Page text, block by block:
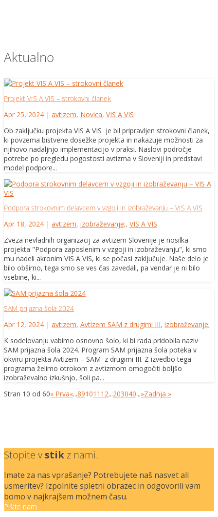
Aktualno
Projekt VIS A VIS – strokovni članek
Apr 25, 2024 | avtizem, Novica, VIS A VIS
Ob zaključku projekta VIS A VIS je bil pripravljen strokovni članek,
ki povzema bistvene dosežke projekta in nakazuje možnosti za
njihovo nadaljnjo implementacijo v praksi. Naslovi področje
potrebe po pregledu pogostosti avtizma v Sloveniji in predstavi
model podpore...
Podpora strokovnim delavcem v vzgoji in izobraževanju – VIS A VIS
Apr 18, 2024 | avtizem, izobraževanje;, VIS A VIS
Zveza nevladnih organizacij za avtizem Slovenije je nosilka
projekta "Podpora zaposlenim v vzgoji in izobraževanju", ki smo
mu nadeli akronim VIS A VIS, ki se počasi zaključuje. Naše delo je
bilo obširno, tega smo se ves čas zavedali, pa vendar je ni bilo
vsebine, ki...
SAM prijazna šola 2024
Apr 12, 2024 | avtizem, Avtizem SAM z drugimi III, izobraževanje;
K sodelovanju vabimo osnovno šolo, ki bi rada pridobila naziv
SAM prijazna šola 2024. Program SAM prijazna šola poteka v
okviru projekta Avtizem – SAM z drugimi III. Z izvedbo tega
programa želimo otrokom z avtizmom omogočiti boljšo
izobraževalno izkušnjo, šoli pa...
Stran 10 od 60« Prva«...891011 12...203040...»Zadnja »
Stopite vstikz nami.
Imate za nas vprašanje? Potrebujete naš nasvet ali
usmeritev? Izpolnite spletni obrazec in odgovorili vam
bomo v najkrajšem možnem času.
Pišite nam